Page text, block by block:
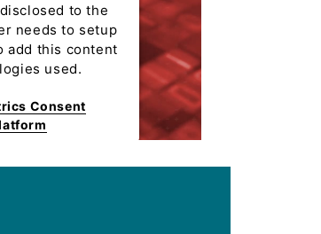
to the
needs to setup
add this content
used.
Consent